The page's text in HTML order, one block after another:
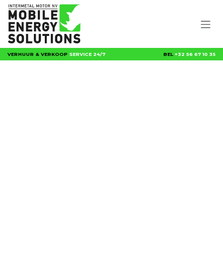
Overslaan naar inhoud
VERHUUR & VERKOOP SERVICE 24/7 BEL +32 56 67 10 35